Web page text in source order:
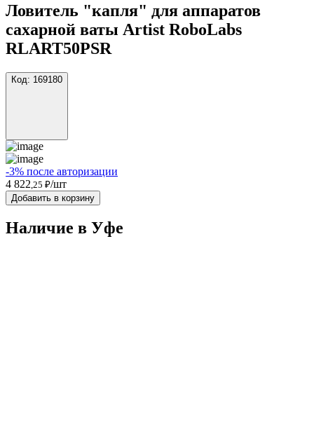
Ловитель "капля" для аппаратов
сахарной ваты Artist RoboLabs
RLART50PSR
Код: 169180
-3% после авторизации
4 822 ,25 ₽/шт
Добавить в корзину
Наличие в Уфe